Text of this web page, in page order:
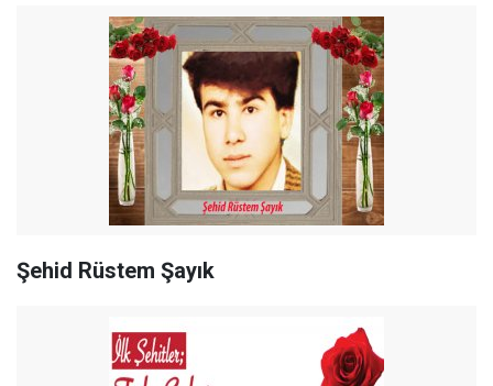
Şehid Rüstem Şayık